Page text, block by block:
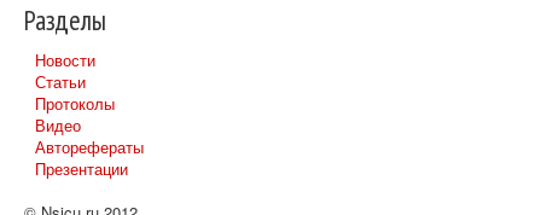
Разделы
Новости
Статьи
Протоколы
Видео
Авторефераты
Презентации